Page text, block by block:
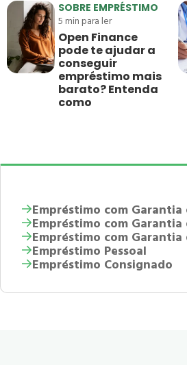
SOBRE EMPRÉSTIMO
5min para ler
Open Finance
pode te ajudar a
conseguir
empréstimo mais
barato? Entenda
como
Empréstimo com Garantia
Empréstimo com Garantia
Empréstimo com
Empréstimo Pessoal
Empréstimo Consignado